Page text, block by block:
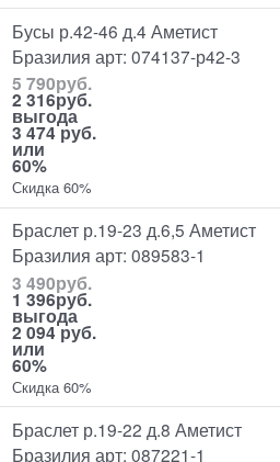
Бусы р.42-46 д.4 Аметист
Бразилия арт: 074137-р42-3
5 790руб.
2 316руб.
выгода
3 474 руб.
или
60%
Скидка 60%
Браслет р.19-23 д.6,5 Аметист
Бразилия арт: 089583-1
3 490руб.
1 396руб.
выгода
2 094 руб.
или
60%
Скидка 60%
Браслет р.19-22 д.8 Аметист
Бразилия арт: 087221-1